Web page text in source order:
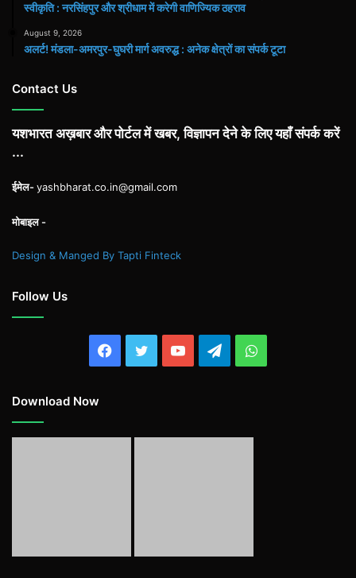
स्वीकृति : नरसिंहपुर और श्रीधाम में करेगी वाणिज्यिक ठहराव
August 9, 2026
अलर्ट! मंडला-अमरपुर-घुघरी मार्ग अवरुद्ध : अनेक क्षेत्रों का संपर्क टूटा
Contact Us
यशभारत अख़बार और पोर्टल में खबर, विज्ञापन देने के लिए यहाँ संपर्क करें
...
ईमेल-yashbharat.co.in@gmail.com
मोबाइल -
Design & Manged By Tapti Finteck
Follow Us
Facebook
TwitterYouTubeTelegramWhatsApp
Download Now